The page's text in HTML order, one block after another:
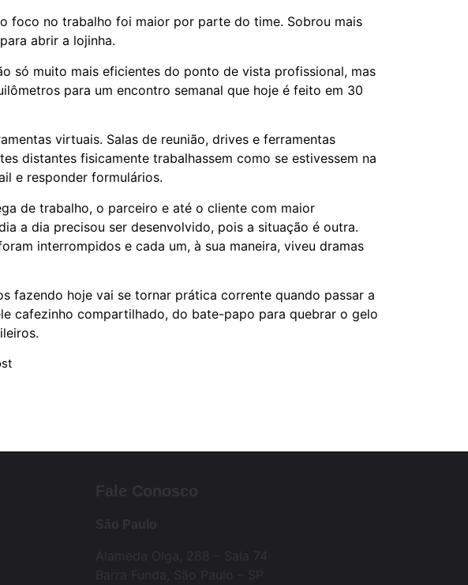
foco no trabalho foi maior por parte do time. Sobrou mais
abrir a lojinha.
só muito mais eficientes do ponto de vista profissional, mas
para um encontro semanal que hoje é feito em 30
virtuais. Salas de reunião, drives e ferramentas
distantes fisicamente trabalhassem como se estivessem na
e responder formulários.
de trabalho, o parceiro e até o cliente com maior
a dia precisou ser desenvolvido, pois a situação é outra.
interrompidos e cada um, à sua maneira, viveu dramas
fazendo hoje vai se tornar prática corrente quando passar a
cafezinho compartilhado, do bate-papo para quebrar o gelo